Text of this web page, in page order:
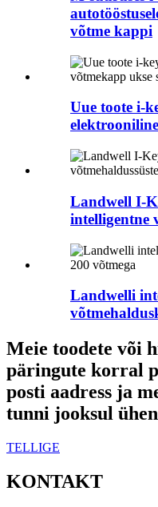
võtme kappi
Uue toote i-
Landwell I-
intelligentne
Landwelli
Meie toodete või
päringute korral
posti aadress ja
tunni jooksul
TELLIGE
KONTAKT